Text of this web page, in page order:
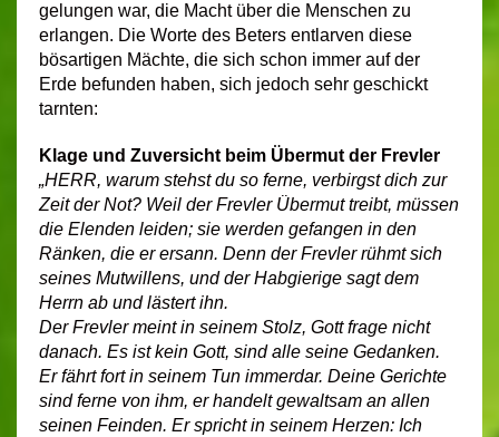
gelungen war, die Macht über die Menschen zu
erlangen. Die Worte des Beters entlarven diese
bösartigen Mächte, die sich schon immer auf der
Erde befunden haben, sich jedoch sehr geschickt
tarnten:
Klage und Zuversicht beim Übermut der Frevler
„HERR, warum stehst du so ferne, verbirgst dich zur
Zeit der Not? Weil der Frevler Übermut treibt, müssen
die Elenden leiden; sie werden gefangen in den
Ränken, die er ersann. Denn der Frevler rühmt sich
seines Mutwillens, und der Habgierige sagt dem
Herrn ab und lästert ihn.
Der Frevler meint in seinem Stolz, Gott frage nicht
danach. Es ist kein Gott, sind alle seine Gedanken.
Er fährt fort in seinem Tun immerdar. Deine Gerichte
sind ferne von ihm, er handelt gewaltsam an allen
seinen Feinden. Er spricht in seinem Herzen: Ich